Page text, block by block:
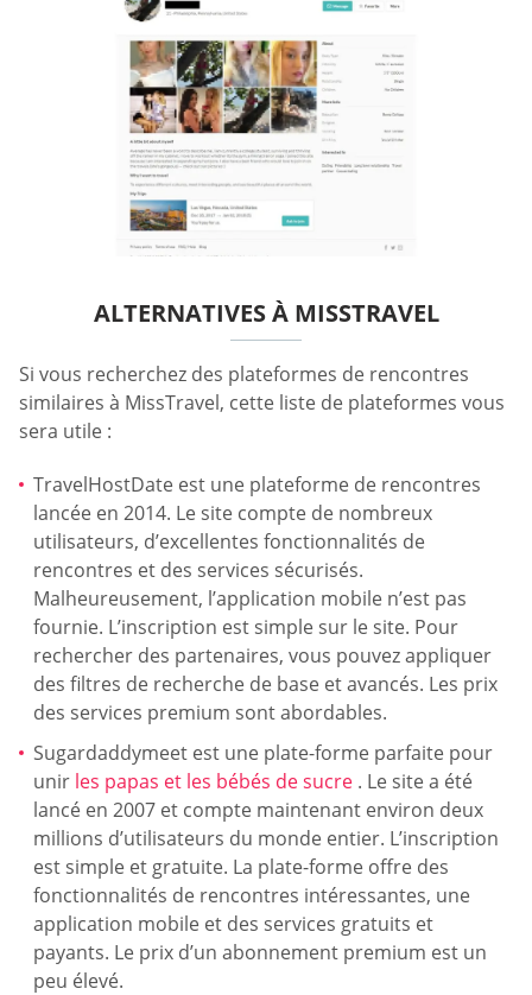
ALTERNATIVES À MISSTRAVEL
Si vous recherchez des plateformes de rencontres
similaires à MissTravel, cette liste de plateformes vous
sera utile :
TravelHostDate est une plateforme de rencontres
lancée en 2014. Le site compte de nombreux
utilisateurs, d’excellentes fonctionnalités de
rencontres et des services sécurisés.
Malheureusement, l’application mobile n’est pas
fournie. L’inscription est simple sur le site. Pour
rechercher des partenaires, vous pouvez appliquer
des filtres de recherche de base et avancés. Les prix
des services premium sont abordables.
Sugardaddymeet est une plate-forme parfaite pour
unir les papas et les bébés de sucre . Le site a été
lancé en 2007 et compte maintenant environ deux
millions d’utilisateurs du monde entier. L’inscription
est simple et gratuite. La plate-forme offre des
fonctionnalités de rencontres intéressantes, une
application mobile et des services gratuits et
payants. Le prix d’un abonnement premium est un
peu élevé.